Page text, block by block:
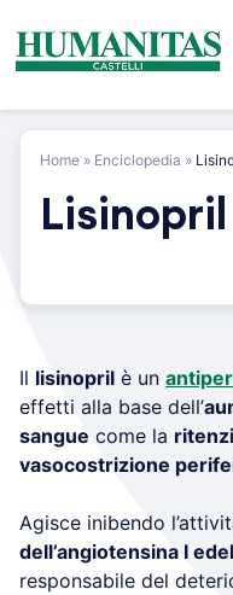
content
Home » Enciclopedia »
Lisinopril
Il lisinopril è un
effetti alla base dell’
sangue come la
vasocostrizione
Agisce inibendo
dell’angiotensina I
responsabile del